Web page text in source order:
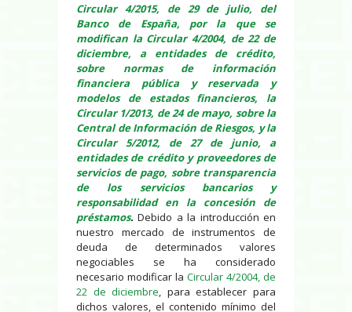
Circular 4/2015, de 29 de julio, del
Banco de España, por la que se
modifican la Circular 4/2004, de 22 de
diciembre, a entidades de crédito,
sobre normas de información
financiera pública y reservada y
modelos de estados financieros, la
Circular 1/2013, de 24 de mayo, sobre la
Central de Información de Riesgos, y la
Circular 5/2012, de 27 de junio, a
entidades de crédito y proveedores de
servicios de pago, sobre transparencia
de los servicios bancarios y
responsabilidad en la concesión de
préstamos. Debido a la introducción en
nuestro mercado de instrumentos de
deuda de determinados valores
negociables se ha considerado
necesario modificar la Circular 4/2004, de
22 de diciembre , para establecer para
dichos valores, el contenido mínimo del